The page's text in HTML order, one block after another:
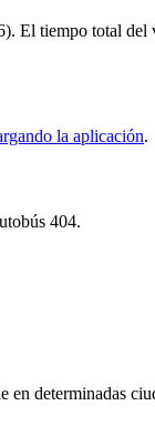
tiempo total del
la aplicación.
404.
en determinadas